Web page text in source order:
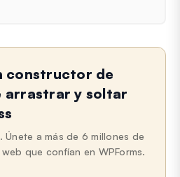
constructor de
arrastrar y soltar
a más de 6 millones de
que confían en WPForms.